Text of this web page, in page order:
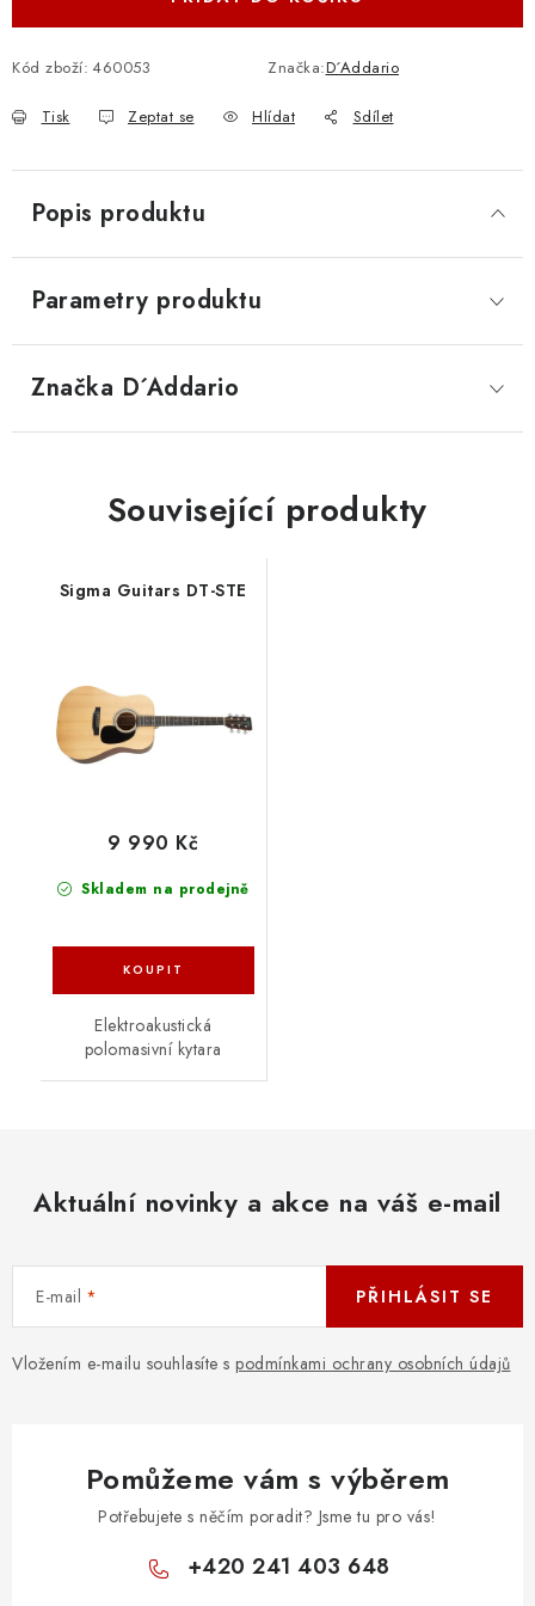
Kód zboží: 460053 Značka:D´Addario
Tisk Zeptat se Hlídat Sdílet
Popis produktu
Parametry produktu
Značka D´Addario
Související produkty
Sigma Guitars DT-STE
Skladem na prodejně
9 990 Kč
Elektroakustická
polomasivní kytara
Aktuální novinky a akce na váš e-mail
E-mail
Vložením e-mailu souhlasíte s podmínkami ochrany osobních údajů
PŘIHLÁSIT SE
Pomůžeme vám s výběrem
Potřebujete s něčím poradit? Jsme tu pro vás!
+420 241 403 648